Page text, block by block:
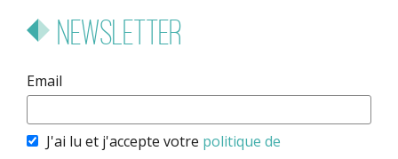
Newsletter
Email
J'ai lu et j'accepte votre politique de